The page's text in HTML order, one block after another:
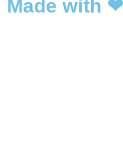
Made with